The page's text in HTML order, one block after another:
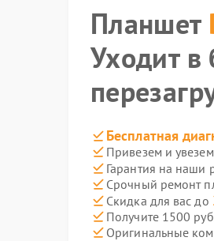
Планшет
Уходит в
Бесплатная
Привезем и
Гарантия на наши
Срочный ремонт
Скидка для вас до
Получите 1500
Оригинальные